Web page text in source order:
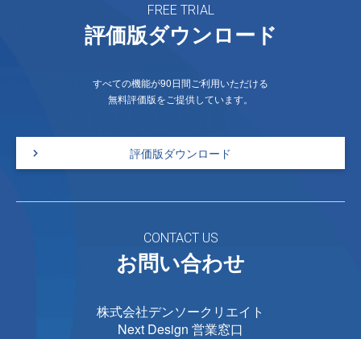
FREE TRIAL
評価版ダウンロード
すべての機能が90日間ご利用いただける
無料評価版をご提供しています。
評価版ダウンロード
CONTACT US
お問い合わせ
株式会社デンソークリエイト
Next Design 営業窓口